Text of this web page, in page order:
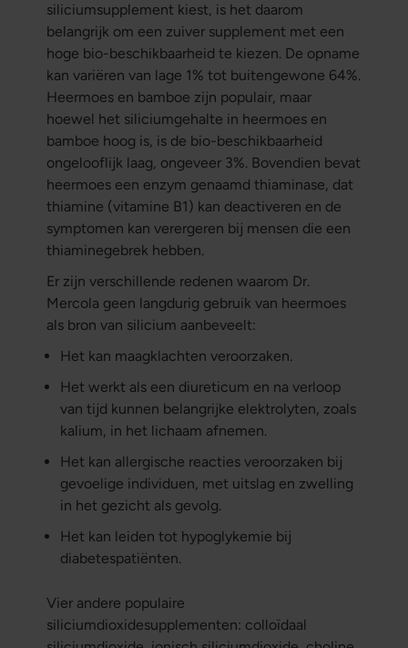
siliciumsupplement kiest, is het daarom
belangrijk om een zuiver supplement met een
hoge bio-beschikbaarheid te kiezen. De opname
kan variëren van lage 1% tot buitengewone 64%.
Heermoes en bamboe zijn populair, maar
hoewel het siliciumgehalte in heermoes en
bamboe hoog is, is de bio-beschikbaarheid
ongelooflijk laag, ongeveer 3%. Bovendien bevat
heermoes een enzym genaamd thiaminase, dat
thiamine (vitamine B1) kan deactiveren en de
symptomen kan verergeren bij mensen die een
thiaminegebrek hebben.
Er zijn verschillende redenen waarom Dr.
Mercola geen langdurig gebruik van heermoes
als bron van silicium aanbeveelt:
Het kan maagklachten veroorzaken.
Het werkt als een diureticum en na verloop
van tijd kunnen belangrijke elektrolyten, zoals
kalium, in het lichaam afnemen.
Het kan allergische reacties veroorzaken bij
gevoelige individuen, met uitslag en zwelling
in het gezicht als gevolg.
Het kan leiden tot hypoglykemie bij
diabetespatiënten.
Vier andere populaire
siliciumdioxidesupplementen: colloïdaal